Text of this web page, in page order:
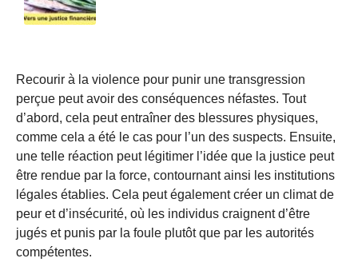
Recourir à la violence pour punir une transgression
perçue peut avoir des conséquences néfastes. Tout
d’abord, cela peut entraîner des blessures physiques,
comme cela a été le cas pour l’un des suspects. Ensuite,
une telle réaction peut légitimer l’idée que la justice peut
être rendue par la force, contournant ainsi les institutions
légales établies. Cela peut également créer un climat de
peur et d’insécurité, où les individus craignent d’être
jugés et punis par la foule plutôt que par les autorités
compétentes.